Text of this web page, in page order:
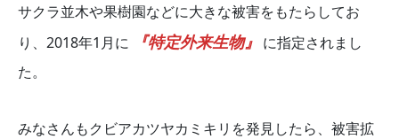
サクラ並木や果樹園などに大きな被害をもたらしてお
り、2018年1月に
『特定外来生物』 に指定されまし
た。
みなさんもクビアカツヤカミキリを発見したら、被害拡